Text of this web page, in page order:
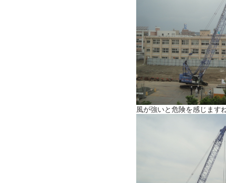
風が強いと危険を感じます